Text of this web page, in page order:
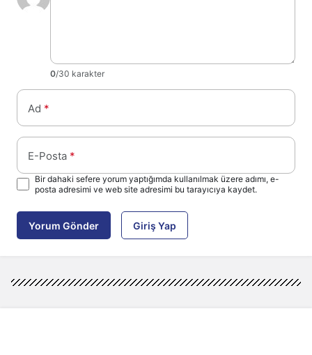
0/30 karakter
Ad *
E-Posta *
Bir dahaki sefere yorum yaptığımda kullanılmak üzere adımı, e-
posta adresimi ve web site adresimi bu tarayıcıya kaydet.
Yorum Gönder Giriş Yap